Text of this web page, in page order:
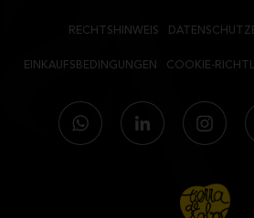
RECHTSHINWEIS
EINKAUFSBEDINGUNGEN COOKIE-